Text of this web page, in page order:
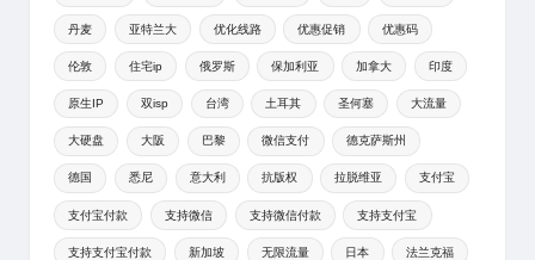
丹麦 亚特兰大 优化线路 优惠促销 优惠码
伦敦 住宅ip 俄罗斯 保加利亚 加拿大 印度
原生IP 双isp 台湾 土耳其 圣何塞 大流量
大硬盘 大阪 巴黎 微信支付 德克萨斯州
德国 悉尼 意大利 抗版权 拉脱维亚 支付宝
支付宝付款 支持微信 支持微信付款 支持支付宝
支持支付宝付款 新加坡 无限流量 日本 法兰克福